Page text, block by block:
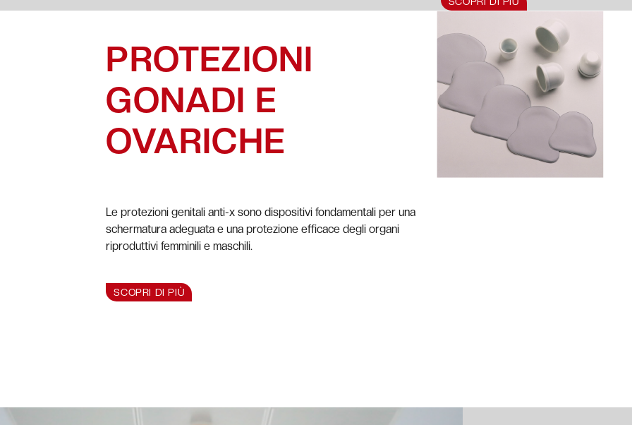
PROTEZIONI
GONADI E
OVARICHE
Le protezioni genitali anti-x sono dispositivi fondamentali per una
schermatura adeguata e una protezione efficace degli organi
riproduttivi femminili e maschili.
SCOPRI DI PIÙ